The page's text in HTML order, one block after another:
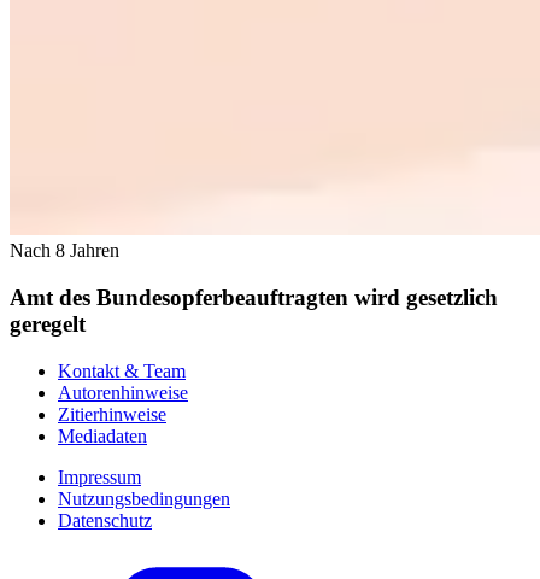
Nach 8 Jahren
Amt des Bundesopferbeauftragten wird gesetzlich
geregelt
Kontakt & Team
Autorenhinweise
Zitierhinweise
Mediadaten
Impressum
Nutzungsbedingungen
Datenschutz